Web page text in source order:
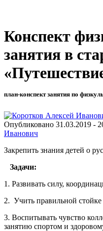
Конспект
занятия в
план-конспект занятия по
Опубликовано 31.03.2019 -
Иванович
Закрепить знания детей о
Задачи:
1. Развивать силу,
2. Учить правильной
3. Воспитывать чувство
занятию спортом и